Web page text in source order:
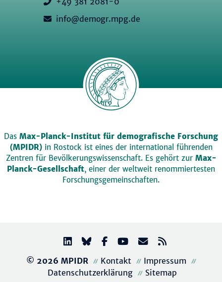
info@demogr.mpg.de
Das Max-Planck-Institut für demografische Forschung
(MPIDR)in Rostock ist eines der international führenden
Zentren für Bevölkerungswissenschaft. Es gehört zur Max-
Planck-Gesellschaft, einer der weltweit renommiertesten
Forschungsgemeinschaften.
© 2026 MPIDR Kontakt
Impressum
Datenschutzerklärung
Sitemap